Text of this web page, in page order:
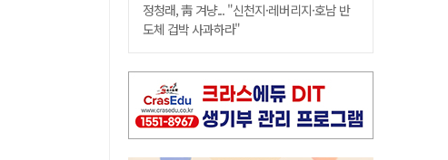
정청래, 靑 겨냥... "신천지·레버리지·호남 반
도체 겁박 사과하라"